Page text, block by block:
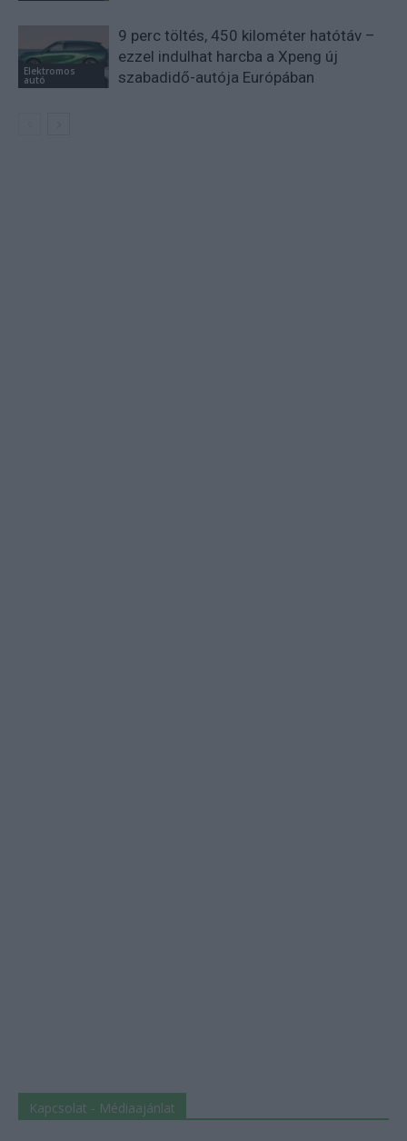
Elektromos
autó
9 perc töltés, 450 kilométer hatótáv –
ezzel indulhat harcba a Xpeng új
szabadidő-autója Európában
Kapcsolat - Médiaajánlat